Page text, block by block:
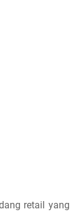
retail yang